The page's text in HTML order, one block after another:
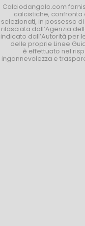
Calciodangolo.com
calcistiche, confronta
selezionati, in possesso
rilasciata dall’Agenzia
indicato dall’Autorità per
delle proprie Linee
è effettuato nel
ingannevolezza e